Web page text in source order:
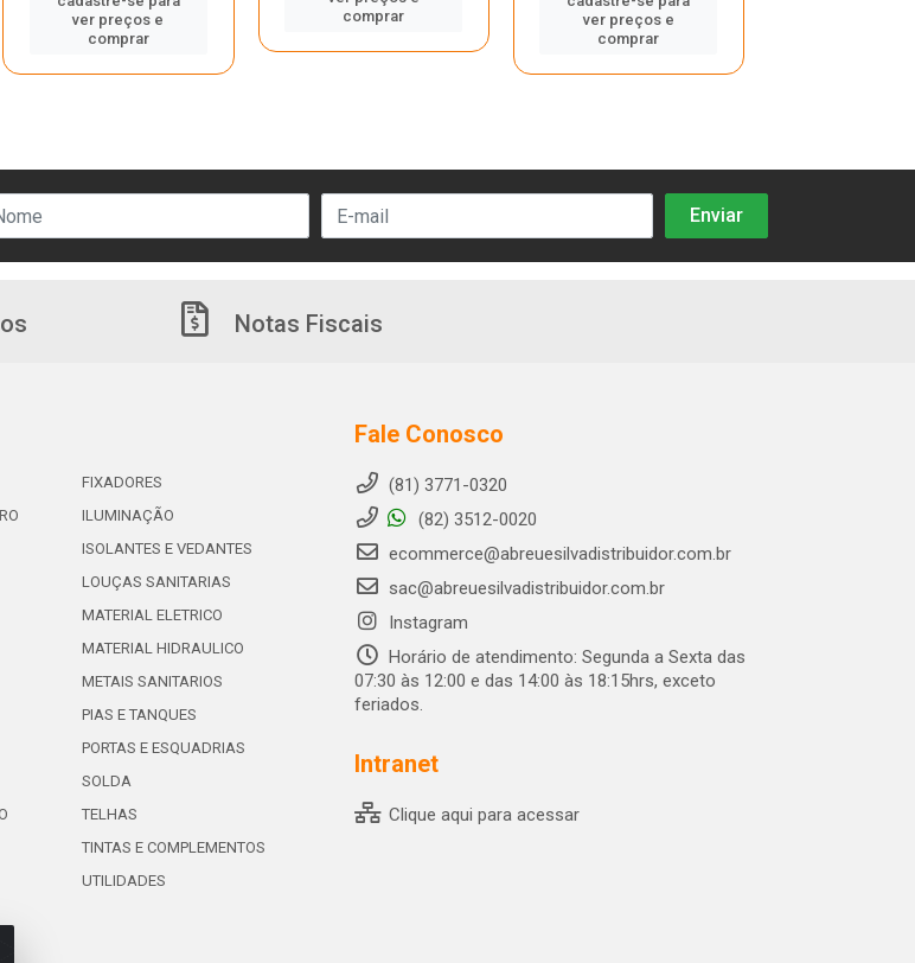
ver preços e
comprar
comprar
ver preços e
comprar
Notas Fiscais
FIXADORES
ILUMINAÇÃO
ISOLANTES E VEDANTES
LOUÇAS SANITARIAS
MATERIAL ELETRICO
MATERIAL HIDRAULICO
METAIS SANITARIOS
PIAS E TANQUES
PORTAS E ESQUADRIAS
SOLDA
TELHAS
TINTAS E COMPLEMENTOS
UTILIDADES
Fale Conosco
(81) 3771-0320
(82) 3512-0020
ecommerce@abreuesilvadistribuidor.com.br
sac@abreuesilvadistribuidor.com.br
Instagram
Horário de atendimento: Segunda a Sexta das
07:30 às 12:00 e das 14:00 às 18:15hrs, exceto
feriados.
Intranet
Clique aqui para acessar